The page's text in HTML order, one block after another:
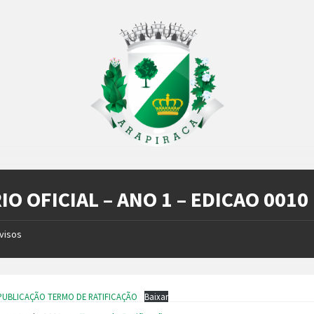
OFICIAL – ANO 1 – EDICAO 0010
TERMO DE RATIFICAÇÃO Baixar